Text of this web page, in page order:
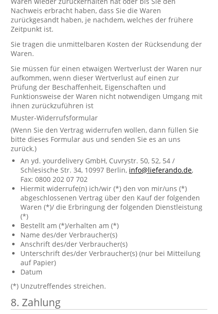
Nachweis erbracht haben, dass Sie die Waren
zurückgesandt haben, je nachdem, welches der frühere
Zeitpunkt ist.
Sie tragen die unmittelbaren Kosten der Rücksendung der
Waren.
Sie müssen für einen etwaigen Wertverlust der Waren nur
aufkommen, wenn dieser Wertverlust auf einen zur
Prüfung der Beschaffenheit, Eigenschaften und
Funktionsweise der Waren nicht notwendigen Umgang mit
ihnen zurückzuführen ist
Muster-Widerrufsformular
(Wenn Sie den Vertrag widerrufen wollen, dann füllen Sie
bitte dieses Formular aus und senden Sie es an uns
zurück.)
An yd. yourdelivery GmbH, Cuvrystr. 50, 52, 54 /
Schlesische Str. 34, 10997 Berlin, info@lieferando.de,
Fax: 0800 202 07 702
Hiermit widerrufe(n) ich/wir (*) den von mir/uns (*)
abgeschlossenen Vertrag über den Kauf der folgenden
Waren (*)/ die Erbringung der folgenden Dienstleistung
(*)
Bestellt am (*)/erhalten am (*)
Name des/der Verbraucher(s)
Anschrift des/der Verbraucher(s)
Unterschrift des/der Verbraucher(s) (nur bei Mitteilung
auf Papier)
Datum
(*) Unzutreffendes streichen.
8. Zahlung